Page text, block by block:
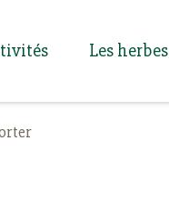
Les herbes